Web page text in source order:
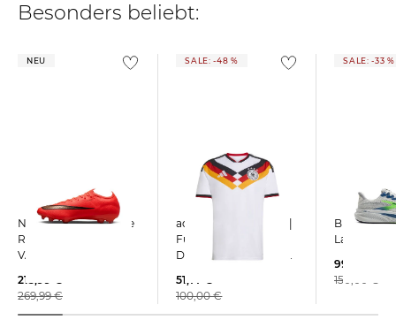
Besonders beliebt:
NEU
Nike | Fußballschuhe
Rasen MERCURIAL
VAPOR 17 ELITE
215,99 €
269,99 €
SALE: -48 %
adidas Performance |
Fußballtrikot
DEUTSCHLAND WM
51,77 €
100,00 €
SALE: -33 %
Brooks | Herren
Laufschuhe
99,99 €
150,00 €